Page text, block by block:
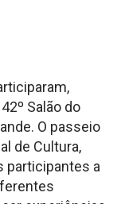
Salão do
O passeio
de Cultura,
participantes a